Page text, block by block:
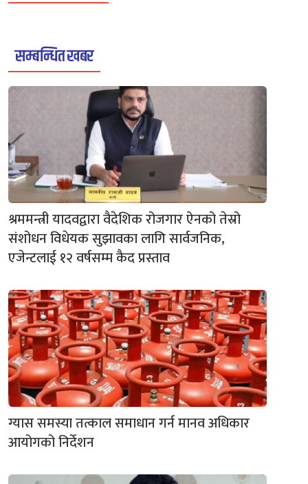
सम्बन्धित खबर
श्रममन्त्री यादवद्वारा वैदेशिक रोजगार ऐनको तेस्रो
संशोधन विधेयक सुझावका लागि सार्वजनिक,
एजेन्टलाई १२ वर्षसम्म कैद प्रस्ताव
ग्यास समस्या तत्काल समाधान गर्न मानव अधिकार
आयोगको निर्देशन